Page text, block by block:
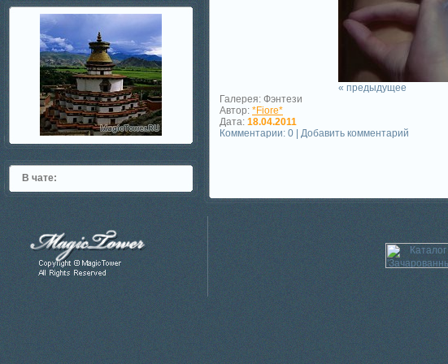
В чате:
« предыдущее
Галерея: Фэнтези
Автор: *Fiore*
Дата: 18.04.2011
Комментарии: 0 | Добавить комментарий